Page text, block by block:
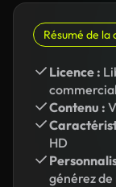
Résumé de la
Licence :
Contenu :
HD
générez de